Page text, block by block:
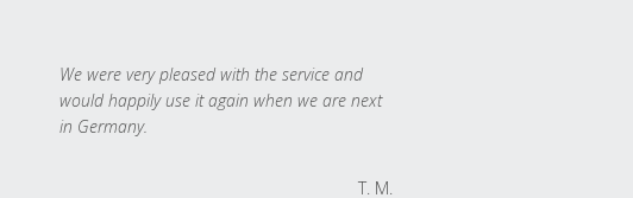
We were very pleased with the service and
would happily use it again when we are next
in Germany.
T. M.